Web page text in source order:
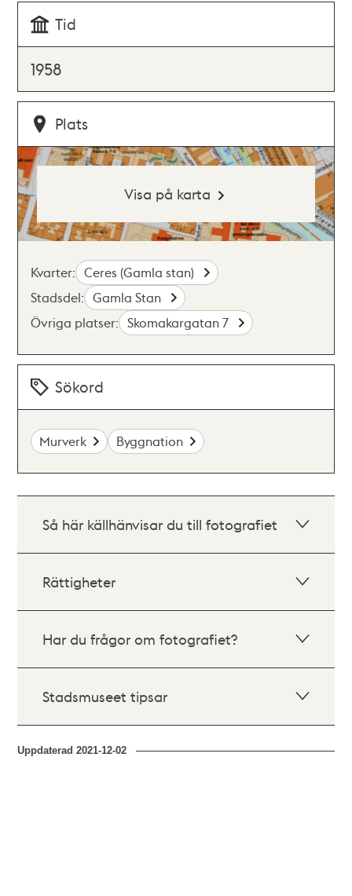
Tid
1958
Plats
Visa på karta
Kvarter: Ceres (Gamla stan)
Stadsdel: Gamla Stan
Övriga platser: Skomakargatan 7
Sökord
Murverk Byggnation
Så här källhänvisar du till fotografiet
Rättigheter
Har du frågor om fotografiet?
Stadsmuseet tipsar
Uppdaterad2021-12-02